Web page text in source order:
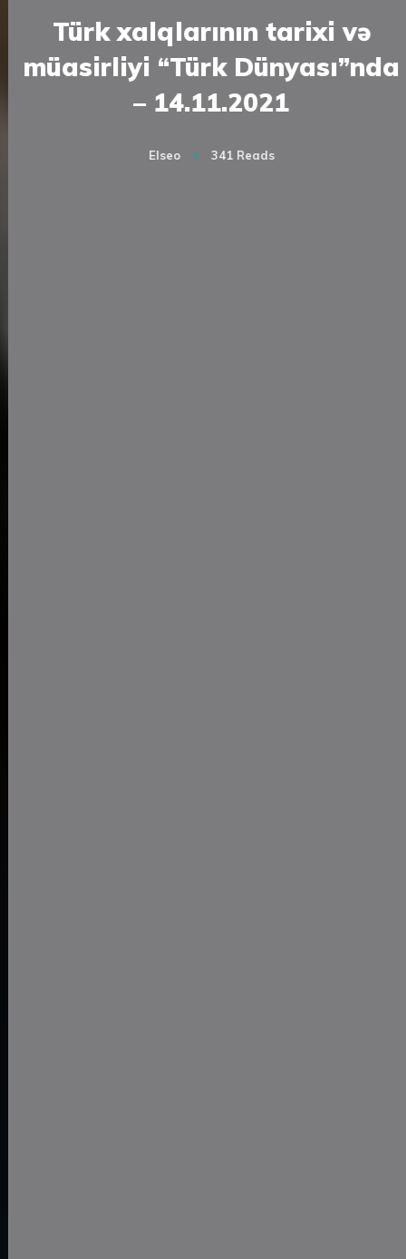
Türk xalqlarının tarixi və
müasirliyi “Türk Dünyası”nda
– 14.11.2021
Elseo 341 Reads